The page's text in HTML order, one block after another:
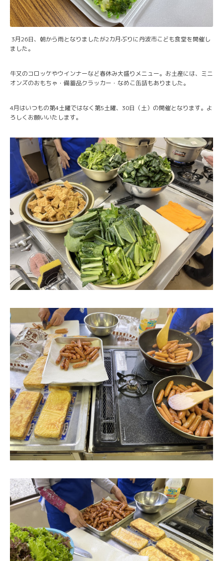
3月26日、朝から雨となりましたが2カ月ぶりに丹波市こども食堂を開催し
ました。
牛又のコロッケやウインナーなど春休み大盛りメニュー。お土産には、ミニ
オンズのおもちゃ・備蓄品クラッカー・なめこ缶詰もありました。
4月はいつもの第4土曜ではなく第5土曜、30日（土）の開催となります。よ
ろしくお願いいたします。